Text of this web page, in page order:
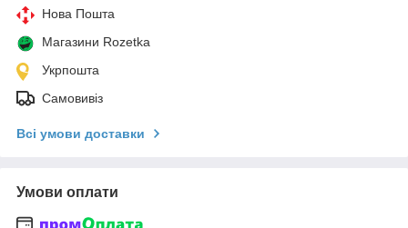
Нова Пошта
Магазини Rozetka
Укрпошта
Самовивіз
Всі умови доставки
Умови оплати